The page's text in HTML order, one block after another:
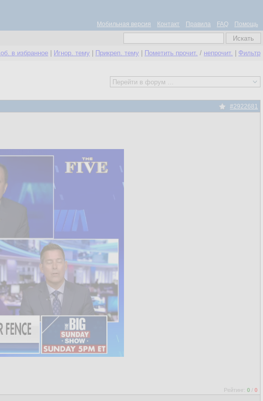
Мобильная версия Контакт Правила FAQ Помощь
в избранное Игнор. тему Прикреп. тему Пометить прочит. / непрочит. Фильтр
#2922681
Рейтинг: 0 / 0